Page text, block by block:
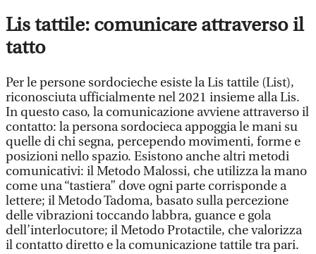
Lis tattile: comunicare attraverso il
tatto
Per le persone sordocieche esiste la Lis tattile (List),
riconosciuta ufficialmente nel 2021 insieme alla Lis.
In questo caso, la comunicazione avviene attraverso il
contatto: la persona sordocieca appoggia le mani su
quelle di chi segna, percependo movimenti, forme e
posizioni nello spazio. Esistono anche altri metodi
comunicativi: il Metodo Malossi, che utilizza la mano
come una “tastiera” dove ogni parte corrisponde a
lettere; il Metodo Tadoma, basato sulla percezione
delle vibrazioni toccando labbra, guance e gola
dell’interlocutore; il Metodo Protactile, che valorizza
il contatto diretto e la comunicazione tattile tra pari.